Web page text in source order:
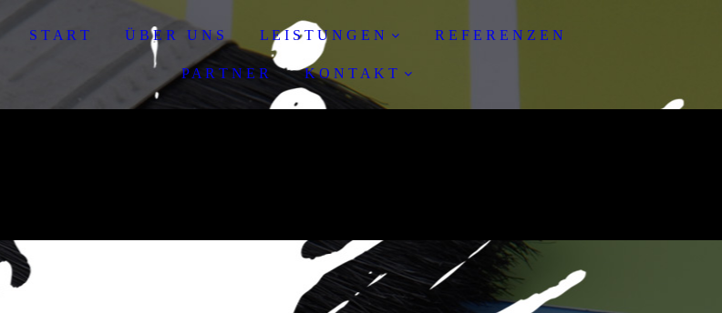
S T A R T Ü B E R U N S L E I S T U N G E N R E F E R E N Z E N
P A R T N E R K O N T A K T